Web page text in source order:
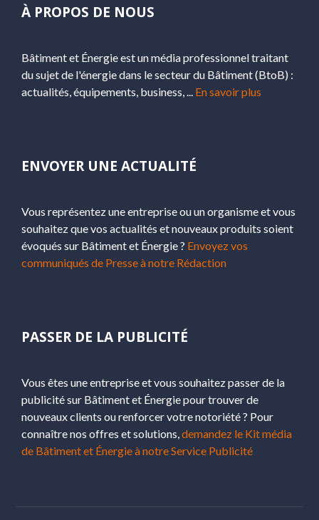
À PROPOS DE NOUS
Bâtiment et Énergie est un média professionnel traitant
du sujet de l'énergie dans le secteur du Bâtiment (BtoB) :
actualités, équipements, business, ... En savoir plus
ENVOYER UNE ACTUALITÉ
Vous représentez une entreprise ou un organisme et vous
souhaitez que vos actualités et nouveaux produits soient
évoqués sur Bâtiment et Énergie ? Envoyez vos
communiqués de Presse à notre Rédaction
PASSER DE LA PUBLICITÉ
Vous êtes une entreprise et vous souhaitez passer de la
publicité sur Bâtiment et Énergie pour trouver de
nouveaux clients ou renforcer votre notoriété ? Pour
connaître nos offres et solutions, demandez le Kit média
de Bâtiment et Énergie à notre Service Publicité